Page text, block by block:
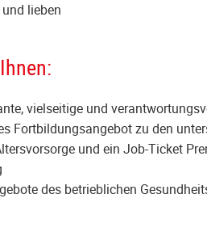
lieben
vielseitige und
Fortbildungsangebot zu den
und ein Job-Ticket
des betrieblichen